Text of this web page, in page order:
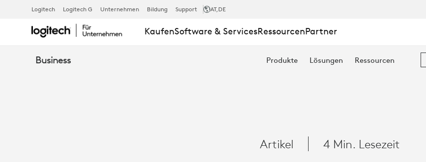
ARTIKEL:
INTEROPERABILITÄT
Logitech Logitech G Unternehmen Bildung Support AT,DE
KaufenSoftware & ServicesRessourcenPartner
Business Produkte Lösungen Ressourcen
Artikel 4 Min. Lesezeit